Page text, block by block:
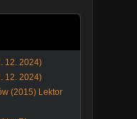
12. 2024)
12. 2024)
(2015) Lektor